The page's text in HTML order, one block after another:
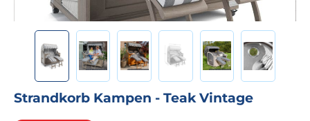
Strandkorb Kampen - Teak Vintage